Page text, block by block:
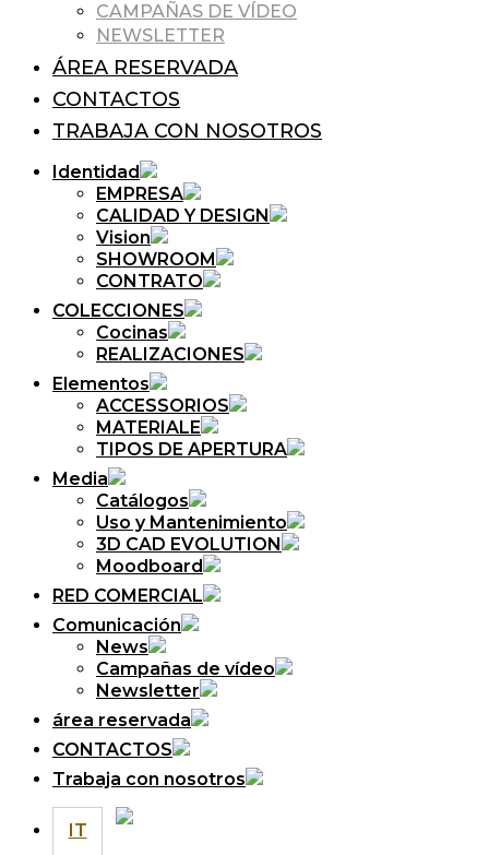
CAMPAÑAS DE VÍDEO
NEWSLETTER
ÁREA RESERVADA
CONTACTOS
TRABAJA CON NOSOTROS
Identidad
EMPRESA
CALIDAD Y DESIGN
Vision
SHOWROOM
CONTRATO
COLECCIONES
Cocinas
REALIZACIONES
Elementos
ACCESSORIOS
MATERIALE
TIPOS DE APERTURA
Media
Catálogos
Uso y Mantenimiento
3D CAD EVOLUTION
Moodboard
RED COMERCIAL
Comunicación
News
Campañas de vídeo
Newsletter
área reservada
CONTACTOS
Trabaja con nosotros
IT